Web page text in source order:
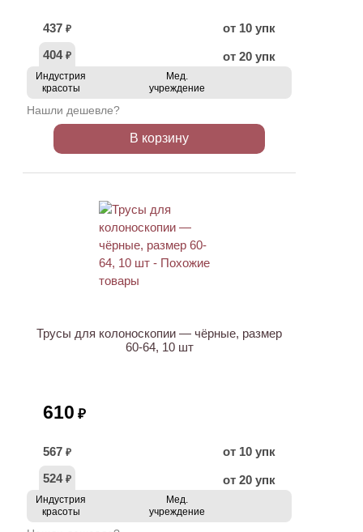
437 ₽
от 10 упк
404 ₽ от 20 упк
Индустрия
красоты
Мед.
учреждение
Нашли дешевле?
В корзину
Трусы для колоноскопии — чёрные, размер
60-64, 10 шт
610 ₽
567 ₽
от 10 упк
524 ₽ от 20 упк
Индустрия
красоты
Мед.
учреждение